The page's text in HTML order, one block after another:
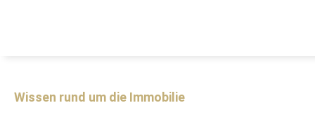
Wissen rund um die Immobilie